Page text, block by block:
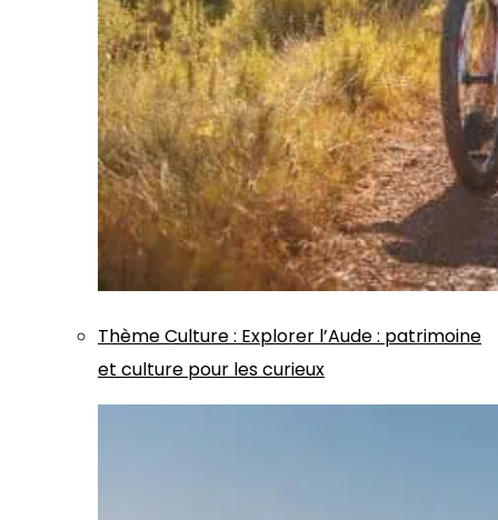
ThèmeCulture: Explorer l’Aude : patrimoine
et culture pour les curieux